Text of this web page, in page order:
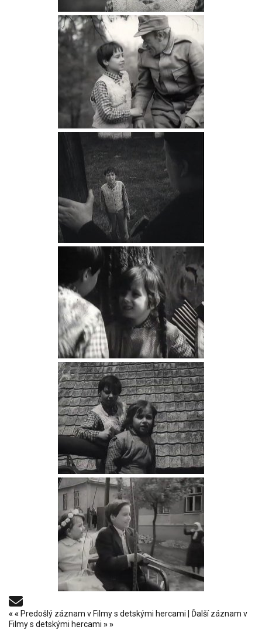
««Predošlý záznam v Filmy s detskými hercami | Ďalší záznam v
Filmy s detskými hercami »»